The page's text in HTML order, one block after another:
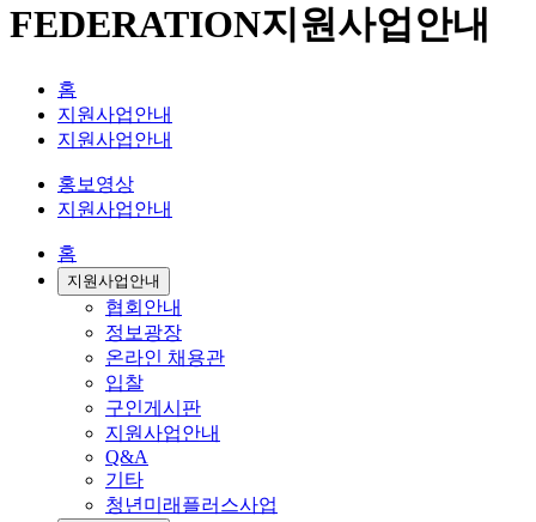
FEDERATION지원사업안내
홈
지원사업안내
지원사업안내
홍보영상
지원사업안내
홈
지원사업안내
협회안내
정보광장
온라인 채용관
입찰
구인게시판
지원사업안내
Q&A
기타
청년미래플러스사업